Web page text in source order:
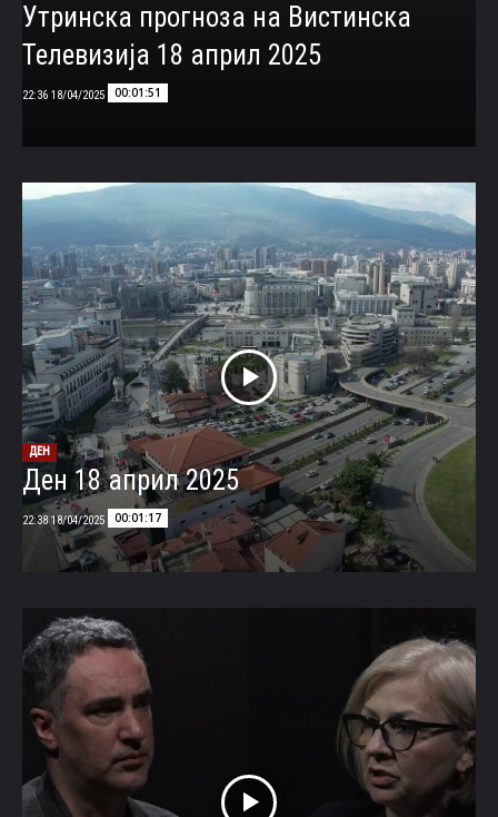
Утринска прогноза на Вистинска
Телевизија 18 април 2025
00:01:51
18/04/2025 22:36
ДЕН
Ден 18 април 2025
00:01:17
18/04/2025 22:38